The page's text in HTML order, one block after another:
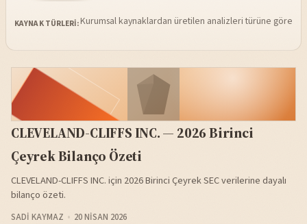
KAYNAK TÜRLERI:Kurumsal kaynaklardan üretilen analizleri türüne göre
CLEVELAND-CLIFFS INC. — 2026 Birinci
Çeyrek Bilanço Özeti
CLEVELAND-CLIFFS INC. için 2026 Birinci Çeyrek SEC verilerine dayalı
bilanço özeti.
SADI KAYMAZ 20 NISAN 2026